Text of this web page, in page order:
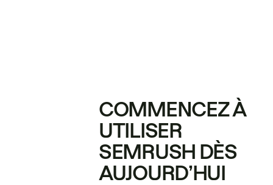
COMMENCEZ À
UTILISER
SEMRUSH DÈS
AUJOURD’HUI